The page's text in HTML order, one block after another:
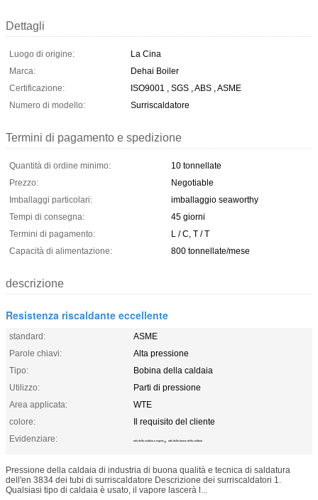
Dettagli
Luogo di origine:
La Cina
Marca:
Dehai Boiler
Certificazione:
ISO9001 , SGS , ABS , ASME
Numero di modello:
Surriscaldatore
Termini di pagamento e spedizione
Quantità di ordine minimo:
10 tonnellate
Prezzo:
Negotiable
Imballaggi particolari:
imballaggio seaworthy
Tempi di consegna:
45 giorni
Termini di pagamento:
L / C, T / T
Capacità di alimentazione:
800 tonnellate/mese
descrizione
Resistenza riscaldante eccellente
standard:
ASME
Parole chiavi:
Alta pressione
Tipo:
Bobina della caldaia
Utilizzo:
Parti di pressione
Area applicata:
WTE
colore:
Il requisito del cliente
Evidenziare:
tubi della caldaia a vapore , tubi della banca della caldaia
Pressione della caldaia di industria di buona qualità e tecnica di saldatura
dell'en 3834 dei tubi di surriscaldatore Descrizione dei surriscaldatori 1.
Qualsiasi tipo di caldaia è usato, il vapore lascerà l...